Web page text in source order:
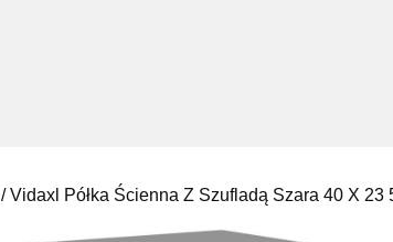
/ Vidaxl Półka Ścienna Z Szufladą Szara 40 X 23